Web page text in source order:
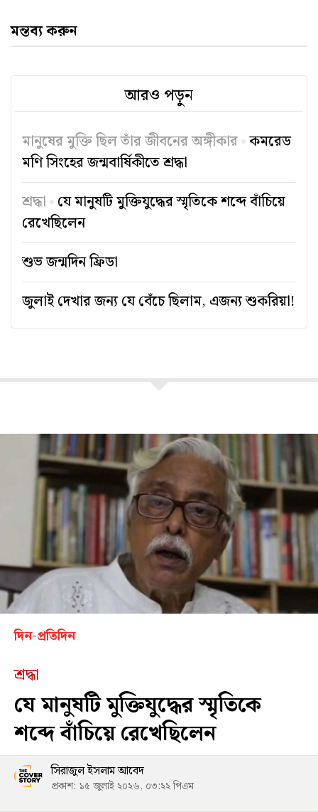
মন্তব্য করুন
আরও পড়ুন
মানুষের মুক্তি ছিল তাঁর জীবনের অঙ্গীকার কমরেড
মণি সিংহের জন্মবার্ষিকীতে শ্রদ্ধা
শ্রদ্ধা যে মানুষটি মুক্তিযুদ্ধের স্মৃতিকে শব্দে বাঁচিয়ে
রেখেছিলেন
শুভ জন্মদিন ফ্রিডা
জুলাই দেখার জন্য যে বেঁচে ছিলাম, এজন্য শুকরিয়া!
দিন-প্রতিদিন
শ্রদ্ধা
যে মানুষটি মুক্তিযুদ্ধের স্মৃতিকে
শব্দে বাঁচিয়ে রেখেছিলেন
সিরাজুল ইসলাম আবেদ
প্রকাশ: ১৫ জুলাই ২০২৬, ০৩:২২ পিএম